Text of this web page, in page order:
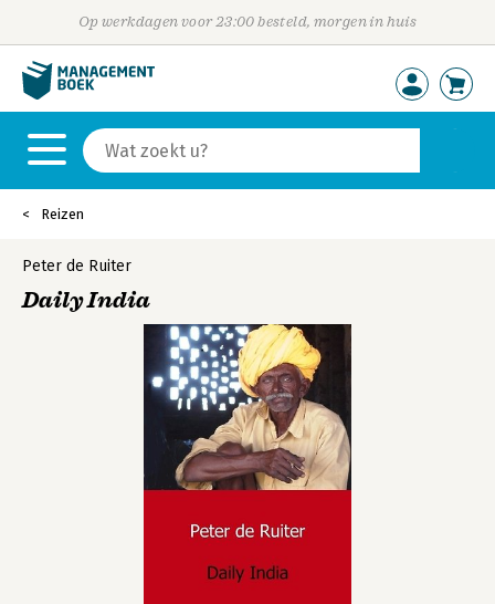
Op werkdagen voor 23:00 besteld, morgen in huis
Reizen
Peter de Ruiter
Daily India